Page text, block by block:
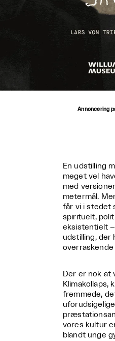
Annoncering
En udstilling
meget vel
med
metermål.
får vi i stedet
spirituelt,
eksistentielt
udstilling, der
Der er nok at
Klimakollaps,
fremmede,
vores kultur
blandt unge